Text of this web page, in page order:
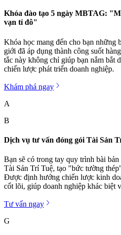
Khóa đào tạo 5 ngày MBTAG:
vạn tỉ đô"
Khóa học mang đến cho bạn những
giới đã áp dụng thành công suốt
tắc này không chỉ giúp bạn nắm bắt
chiến lược phát triển doanh nghiệp.
Khám phá ngay
A
B
Dịch vụ tư vấn đóng gói Tài Sản
Bạn sẽ có trong tay quy trình bài
Tài Sản Trí Tuệ, tạo "bức tường
Được định hướng chiến lược kinh
cốt lõi, giúp doanh nghiệp khác biệt
Tư vấn ngay
G